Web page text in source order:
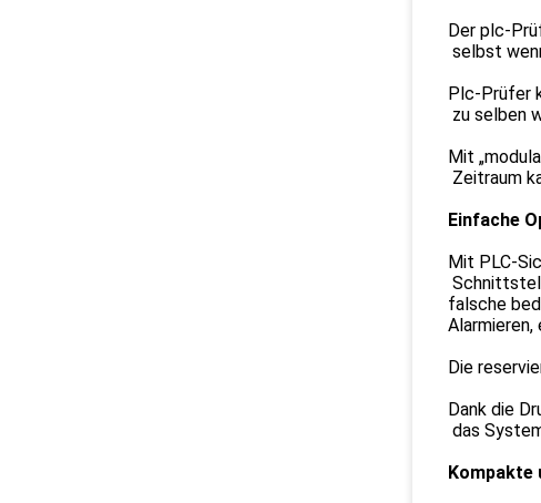
Der plc-
selbst
Plc-Prüfer
zu selben
Mit
Zeitraum
Einfache
Mit PLC-
falsche
Alarmieren,
Die
Dank die
das
Kompakte